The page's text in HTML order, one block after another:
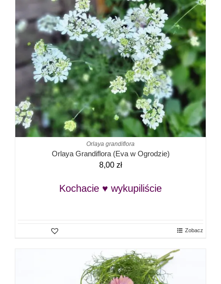
Orlaya grandiflora
Orlaya Grandiflora (Eva w Ogrodzie)
8,00 zł
Kochacie ♥ wykupiliście
Zobacz